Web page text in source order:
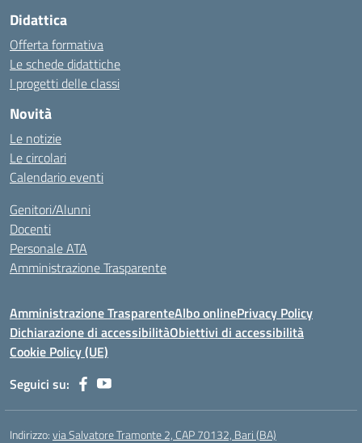
Didattica
Offerta formativa
Le schede didattiche
I progetti delle classi
Novità
Le notizie
Le circolari
Calendario eventi
Genitori/Alunni
Docenti
Personale ATA
Amministrazione Trasparente
Amministrazione TrasparenteAlbo onlinePrivacy Policy
Dichiarazione di accessibilitàObiettivi di accessibilità
Cookie Policy (UE)
Seguici su:
Indirizzo:via Salvatore Tramonte 2, CAP 70132, Bari (BA)